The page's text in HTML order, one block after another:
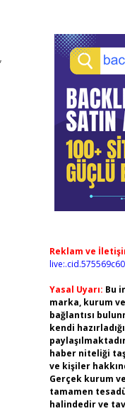
Reklam ve
Yasal Uyarı: Bu
marka, kurum
bağlantısı
kendi
haber niteliği
ve kişiler
Gerçek kurum
tamamen
halindedir ve